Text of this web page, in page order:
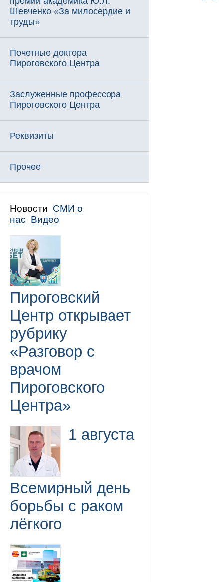
Шевченко «За милосердие и
труды»
Почетные доктора
Пироговского Центра
Заслуженные профессора
Пироговского Центра
Реквизиты
Прочее
Новости СМИ о
нас Видео
Пироговский
Центр открывает
рубрику
«Разговор с
врачом
Пироговского
Центра»
1 августа
Всемирный день
борьбы с раком
лёгкого